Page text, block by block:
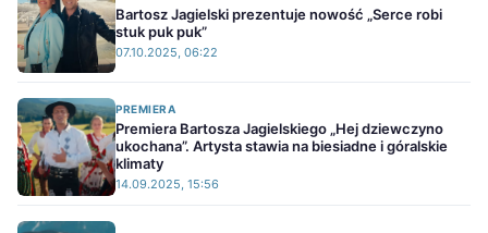
Bartosz Jagielski prezentuje nowość „Serce robi
stuk puk puk”
07.10.2025, 06:22
PREMIERA
Premiera Bartosza Jagielskiego „Hej dziewczyno
ukochana”. Artysta stawia na biesiadne i góralskie
klimaty
14.09.2025, 15:56